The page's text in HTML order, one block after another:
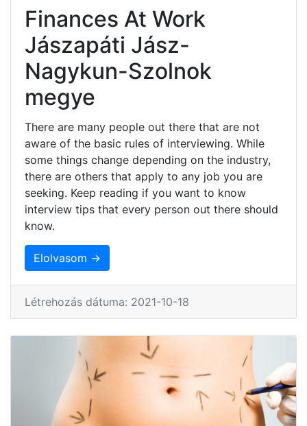
Finances At Work
Jászapáti Jász-
Nagykun-Szolnok
megye
There are many people out there that are not
aware of the basic rules of interviewing. While
some things change depending on the industry,
there are others that apply to any job you are
seeking. Keep reading if you want to know
interview tips that every person out there should
know.
Elolvasom →
Létrehozás dátuma: 2021-10-18